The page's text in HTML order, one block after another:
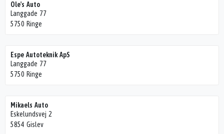
Ole's Auto
Langgade 77
5750 Ringe
Espe Autoteknik ApS
Langgade 77
5750 Ringe
Mikaels Auto
Eskelundsvej 2
5854 Gislev